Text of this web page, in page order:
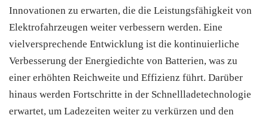
Innovationen zu erwarten, die die Leistungsfähigkeit von
Elektrofahrzeugen weiter verbessern werden. Eine
vielversprechende Entwicklung ist die kontinuierliche
Verbesserung der Energiedichte von Batterien, was zu
einer erhöhten Reichweite und Effizienz führt. Darüber
hinaus werden Fortschritte in der Schnellladetechnologie
erwartet, um Ladezeiten weiter zu verkürzen und den